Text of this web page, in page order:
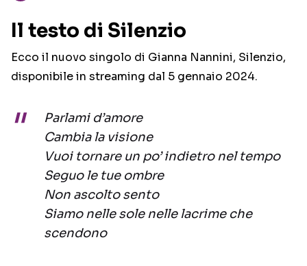
Il testo di Silenzio
Ecco il nuovo singolo di Gianna Nannini, Silenzio,
disponibile in streaming dal 5 gennaio 2024.
Parlami d’amore
Cambia la visione
Vuoi tornare un po’ indietro nel tempo
Seguo le tue ombre
Non ascolto sento
Siamo nelle sole nelle lacrime che
scendono